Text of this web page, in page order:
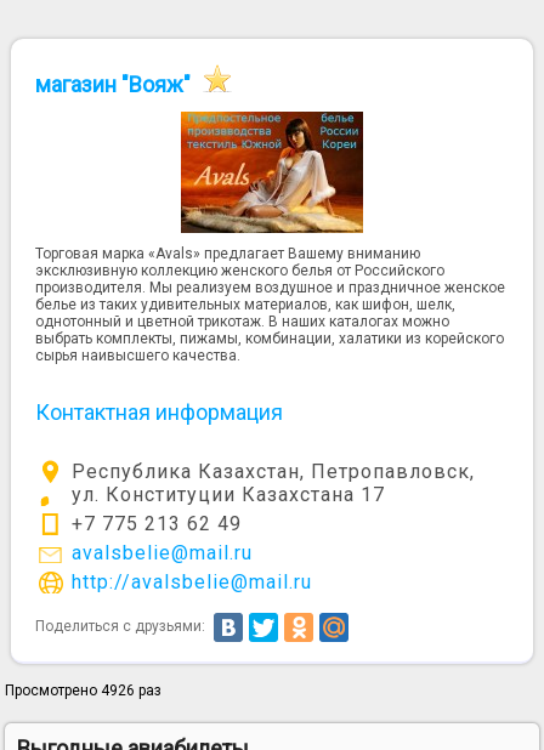
магазин "Вояж"
Торговая марка «Avals» предлагает Вашему вниманию
эксклюзивную коллекцию женского белья от Российского
производителя. Мы реализуем воздушное и праздничное женское
белье из таких удивительных материалов, как шифон, шелк,
однотонный и цветной трикотаж. В наших каталогах можно
выбрать комплекты, пижамы, комбинации, халатики из корейского
сырья наивысшего качества.
Контактная информация
Республика Казахстан, Петропавловск,
ул. Конституции Казахстана 17
+7 775 213 62 49
avalsbelie@mail.ru
http://avalsbelie@mail.ru
Поделиться с друзьями:
Просмотрено 4926 раз